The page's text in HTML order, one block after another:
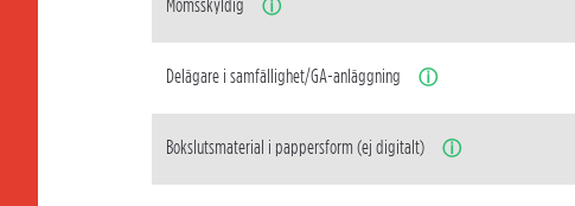
Momsskyldig ⓘ
Delägare i samfällighet/GA-anläggning ⓘ
Bokslutsmaterial i pappersform (ej digitalt) ⓘ